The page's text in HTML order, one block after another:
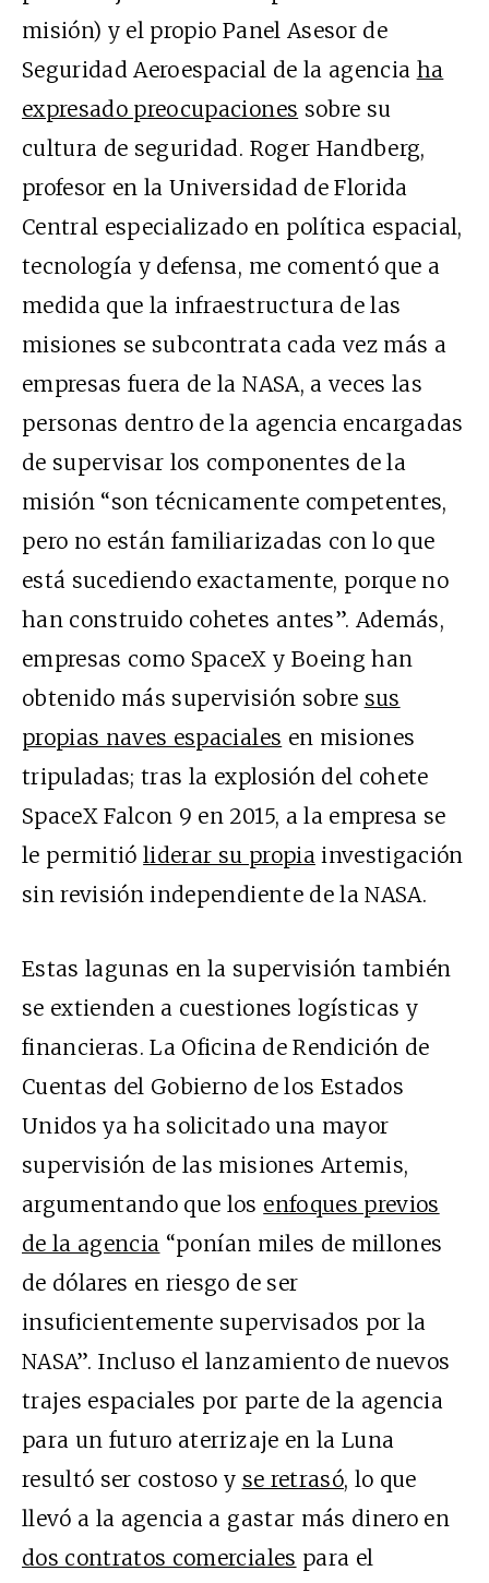
misión) y el propio Panel Asesor de
Seguridad Aeroespacial de la agencia ha
expresado preocupaciones sobre su
cultura de seguridad. Roger Handberg,
profesor en la Universidad de Florida
Central especializado en política espacial,
tecnología y defensa, me comentó que a
medida que la infraestructura de las
misiones se subcontrata cada vez más a
empresas fuera de la NASA, a veces las
personas dentro de la agencia encargadas
de supervisar los componentes de la
misión “son técnicamente competentes,
pero no están familiarizadas con lo que
está sucediendo exactamente, porque no
han construido cohetes antes”. Además,
empresas como SpaceX y Boeing han
obtenido más supervisión sobre sus
propias naves espaciales en misiones
tripuladas; tras la explosión del cohete
SpaceX Falcon 9 en 2015, a la empresa se
le permitióliderar su propiainvestigación
sin revisión independiente de la NASA.
Estas lagunas en la supervisión también
se extienden a cuestiones logísticas y
financieras. La Oficina de Rendición de
Cuentas del Gobierno de los Estados
Unidos ya ha solicitado una mayor
supervisión de las misiones Artemis,
argumentando que los enfoques previos
de la agencia “ponían miles de millones
de dólares en riesgo de ser
insuficientemente supervisados por la
NASA”. Incluso el lanzamiento de nuevos
trajes espaciales por parte de la agencia
para un futuro aterrizaje en la Luna
resultó ser costoso y se retrasó, lo que
llevó a la agencia a gastar más dinero en
dos contratos comerciales para el